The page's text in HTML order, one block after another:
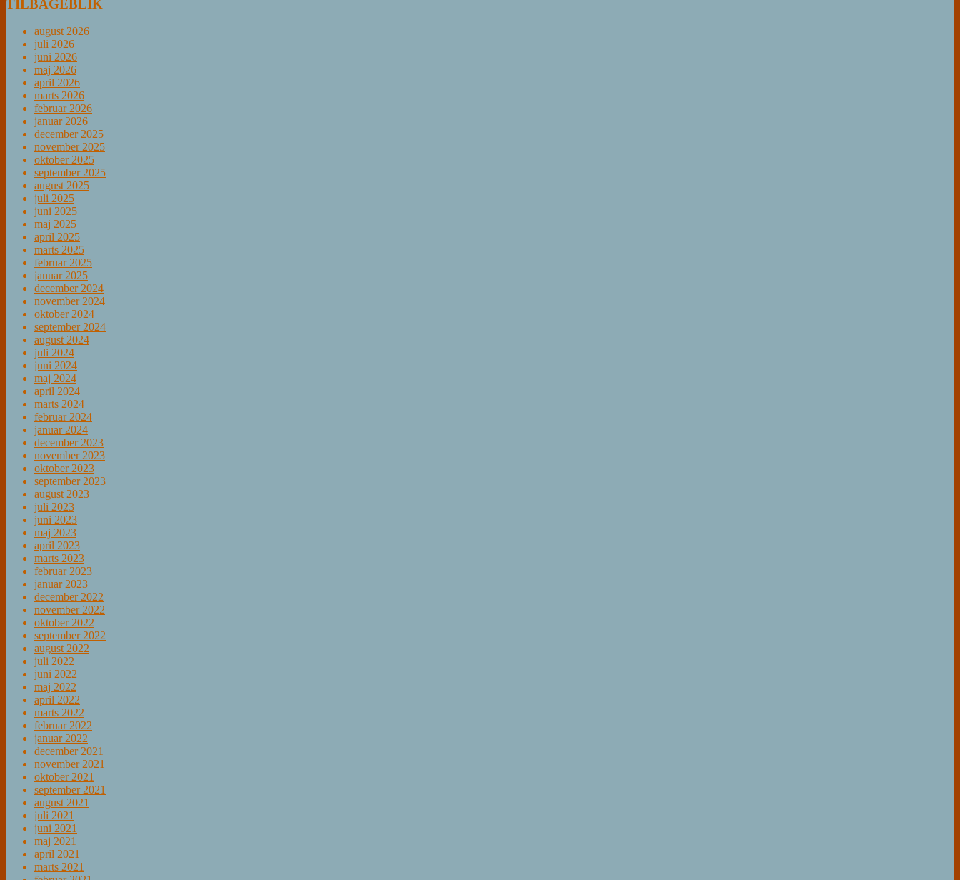
TILBAGEBLIK
august 2026
juli 2026
juni 2026
maj 2026
april 2026
marts 2026
februar 2026
januar 2026
december 2025
november 2025
oktober 2025
september 2025
august 2025
juli 2025
juni 2025
maj 2025
april 2025
marts 2025
februar 2025
januar 2025
december 2024
november 2024
oktober 2024
september 2024
august 2024
juli 2024
juni 2024
maj 2024
april 2024
marts 2024
februar 2024
januar 2024
december 2023
november 2023
oktober 2023
september 2023
august 2023
juli 2023
juni 2023
maj 2023
april 2023
marts 2023
februar 2023
januar 2023
december 2022
november 2022
oktober 2022
september 2022
august 2022
juli 2022
juni 2022
maj 2022
april 2022
marts 2022
februar 2022
januar 2022
december 2021
november 2021
oktober 2021
september 2021
august 2021
juli 2021
juni 2021
maj 2021
april 2021
marts 2021